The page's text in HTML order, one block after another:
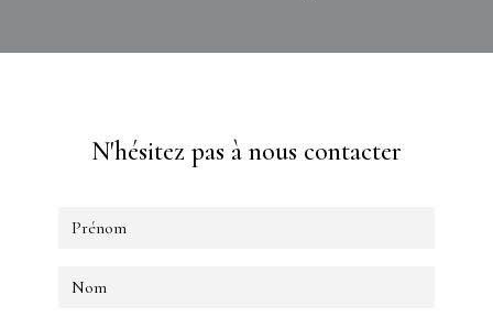
N'hésitez pas à nous contacter